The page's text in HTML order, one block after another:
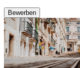
Bewerben